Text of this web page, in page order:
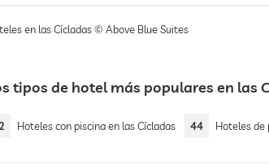
en las Cícladas © Above Blue Suites
tipos de hotel más populares en las
Hoteles con piscina en las Cícladas 44 Hoteles de